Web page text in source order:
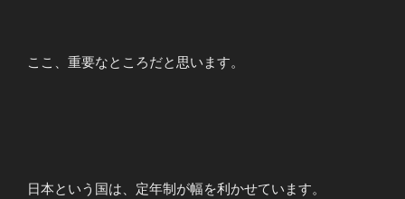
ここ、重要なところだと思います。
日本という国は、定年制が幅を利かせています。